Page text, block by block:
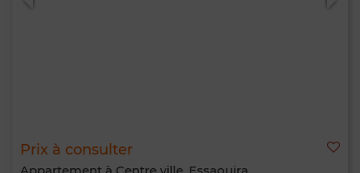
Prix à consulter